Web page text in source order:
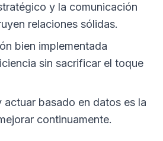
y la comunicación
relaciones sólidas.
bien implementada
sin sacrificar el toque
actuar basado en datos es la
continuamente.